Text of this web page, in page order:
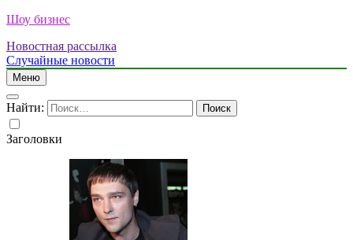
Шоу бизнес
Новостная рассылка
Случайные новости
Меню
Найти:
Заголовки